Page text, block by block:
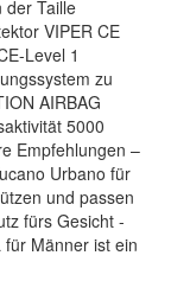
der Taille
VIPER CE
Level 1
zu
AIRBAG
5000
Empfehlungen –
Urbano für
und passen
fürs Gesicht -
für Männer ist ein